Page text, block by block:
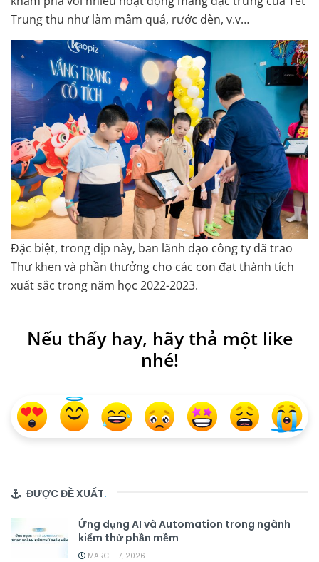
Trung thu như làm mâm quả, rước đèn, v.v…
Đặc biệt, trong dịp này, ban lãnh đạo công ty đã trao
Thư khen và phần thưởng cho các con đạt thành tích
xuất sắc trong năm học 2022-2023.
Nếu thấy hay, hãy thả một like
nhé!
ĐƯỢC ĐỀ XUẤT.
Ứng dụng AI và Automation trong ngành
kiểm thử phần mềm
MARCH 17, 2026